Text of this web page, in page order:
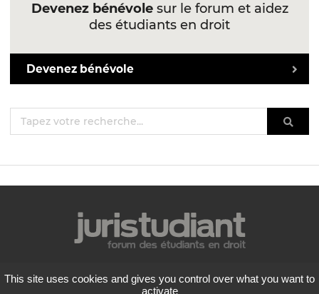
Devenez bénévolesur le forum et aidez
des étudiants en droit
Devenez bénévole
Mentions légales
Politique de confidentialité
This site uses cookies and gives you control over what you want to
activate